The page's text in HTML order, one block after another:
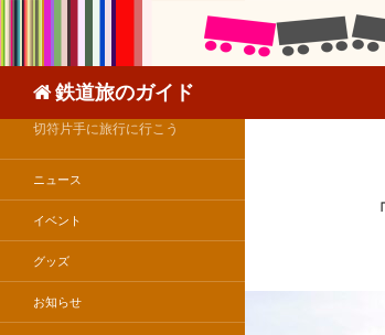
鉄道旅のガイド
切符片手に旅行に行こう
ニュース
イベント
グッズ
お知らせ